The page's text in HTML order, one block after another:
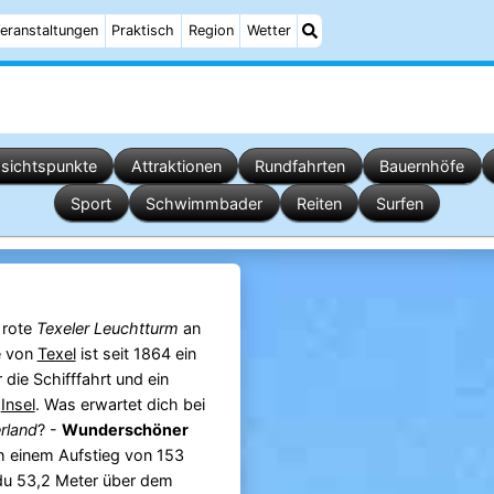
Praktisch Region Wetter
Attraktionen Rundfahrten
Bauernhöfe
Sport
Schwimmbader Reiten Surfen
Texeler Leuchtturm an
von Texelist seit 1864 ein
die Schifffahrt und ein
Insel. Was erwartet dich bei
? - Wunderschöner
einem Aufstieg von 153
53,2 Meter über dem